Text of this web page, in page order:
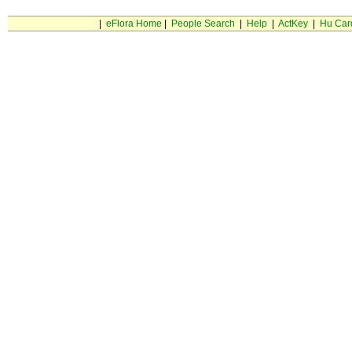
eFlora Home People Search Help| ActKey| Hu